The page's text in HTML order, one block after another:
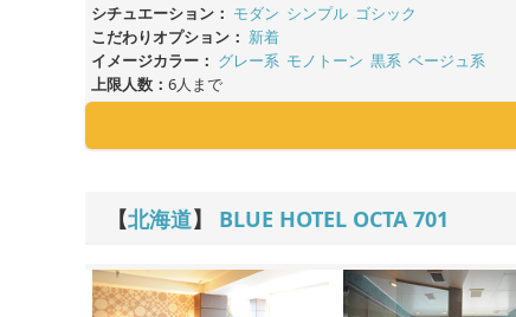
シチュエーション： モダン シンプル ゴシック
こだわりオプション： 新着
イメージカラー： グレー系 モノトーン 黒系 ベージュ系
上限人数： 6人まで
【北海道】 BLUE HOTEL OCTA 701